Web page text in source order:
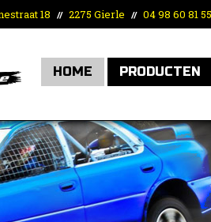
18 // 2275 Gierle // 04 98 60 81 55
HOME PRODUCTEN